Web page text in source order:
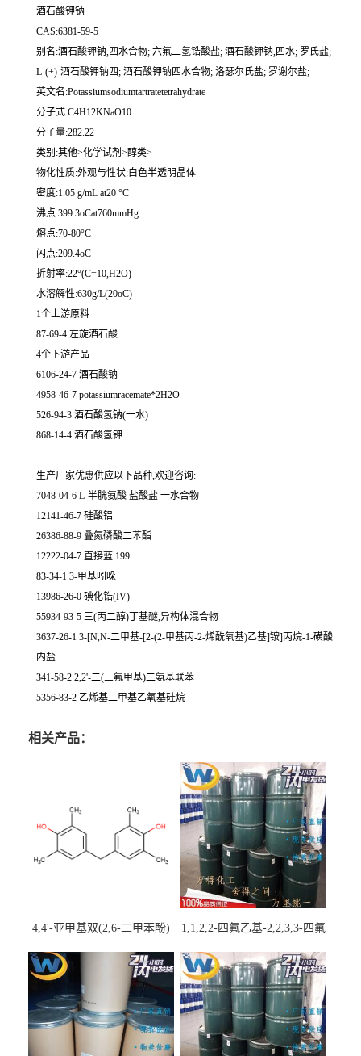
酒石酸钾钠
CAS:6381-59-5
别名:酒石酸钾钠,四水合物; 六氟二氢锆酸盐; 酒石酸钾钠,四水; 罗氏盐;
L-(+)-酒石酸钾钠四; 酒石酸钾钠四水合物; 洛瑟尔氏盐; 罗谢尔盐;
英文名:Potassiumsodiumtartratetetrahydrate
分子式:C4H12KNaO10
分子量:282.22
类别:其他>化学试剂>醇类>
物化性质:外观与性状:白色半透明晶体
密度:1.05 g/mL at20 °C
沸点:399.3oCat760mmHg
熔点:70-80°C
闪点:209.4oC
折射率:22°(C=10,H2O)
水溶解性:630g/L(20oC)
1个上游原料
87-69-4 左旋酒石酸
4个下游产品
6106-24-7 酒石酸钠
4958-46-7 potassiumracemate*2H2O
526-94-3 酒石酸氢钠(一水)
868-14-4 酒石酸氢钾
生产厂家优惠供应以下品种,欢迎咨询:
7048-04-6 L-半胱氨酸 盐酸盐 一水合物
12141-46-7 硅酸铝
26386-88-9 叠氮磷酸二苯酯
12222-04-7 直接蓝 199
83-34-1 3-甲基吲哚
13986-26-0 碘化锆(IV)
55934-93-5 三(丙二醇)丁基醚,异构体混合物
3637-26-1 3-[N,N-二甲基-[2-(2-甲基丙-2-烯酰氧基)乙基]铵]丙烷-1-磺酸
内盐
341-58-2 2,2'-二(三氟甲基)二氨基联苯
5356-83-2 乙烯基二甲基乙氧基硅烷
相关产品：
4,4'-亚甲基双(2,6-二甲苯酚)
1,1,2,2-四氟乙基-2,2,3,3-四氟